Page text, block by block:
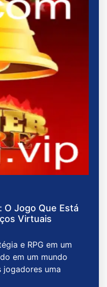
O Jogo Que Está
Virtuais
e RPG em um
em um mundo
uma